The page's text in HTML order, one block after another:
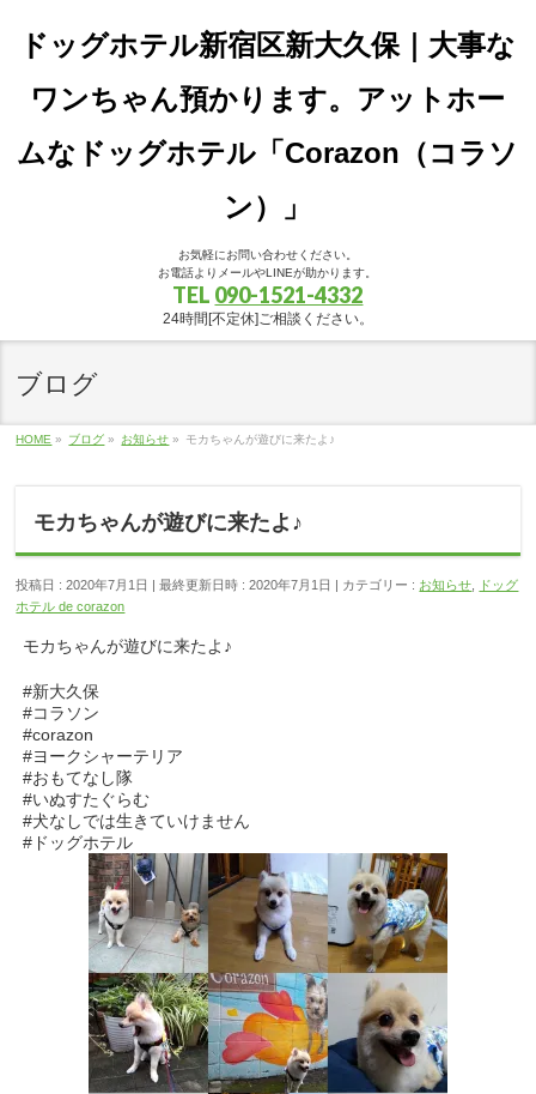
ドッグホテル新宿区新大久保｜大事な
ワンちゃん預かります。アットホー
ムなドッグホテル「Corazon（コラソ
ン）」
お気軽にお問い合わせください。
お電話よりメールやLINEが助かります。
TEL 090-1521-4332
24時間[不定休]ご相談ください。
ブログ
HOME » ブログ » お知らせ » モカちゃんが遊びに来たよ♪
モカちゃんが遊びに来たよ♪
投稿日 : 2020年7月1日 最終更新日時 : 2020年7月1日 カテゴリー : お知らせ
ドッグ
ホテル de corazon
モカちゃんが遊びに来たよ♪
#新大久保
#コラソン
#corazon
#ヨークシャーテリア
#おもてなし隊
#いぬすたぐらむ
#犬なしでは生きていけません
#ドッグホテル